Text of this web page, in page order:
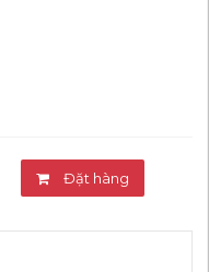
Đặt hàng